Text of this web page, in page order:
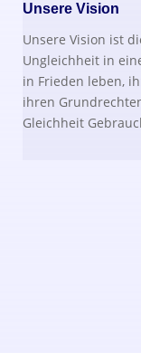
Unsere Vision
Unsere Vision ist
Ungleichheit in
in Frieden leben,
ihren
Gleichheit